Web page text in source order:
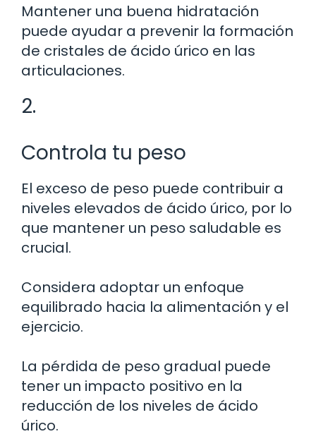
Mantener una buena hidratación
puede ayudar a prevenir la formación
de cristales de ácido úrico en las
articulaciones.
2.
Controla tu peso
El exceso de peso puede contribuir a
niveles elevados de ácido úrico, por lo
que mantener un peso saludable es
crucial.
Considera adoptar un enfoque
equilibrado hacia la alimentación y el
ejercicio.
La pérdida de peso gradual puede
tener un impacto positivo en la
reducción de los niveles de ácido
úrico.